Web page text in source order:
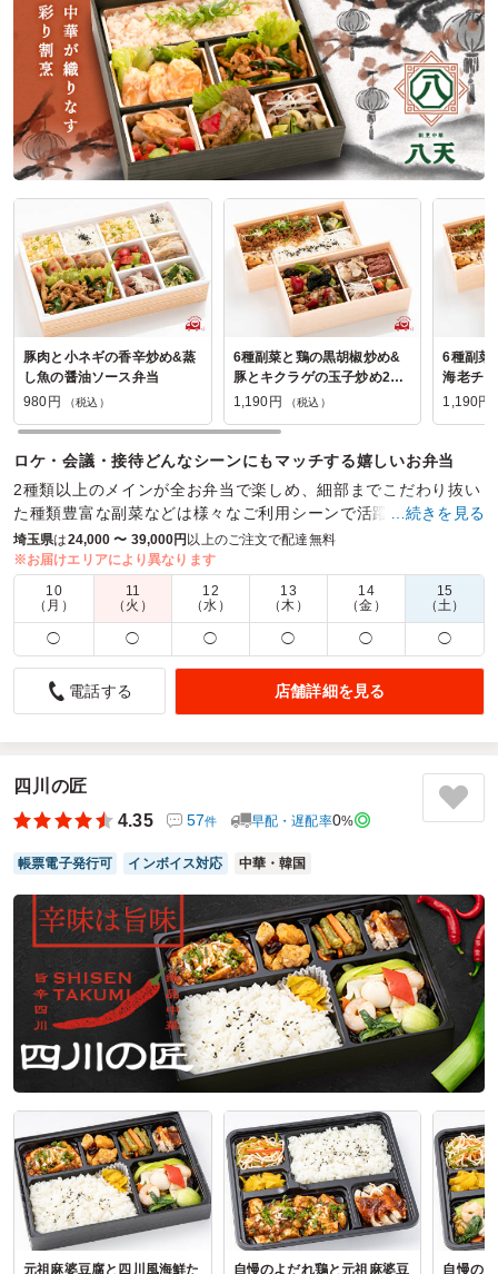
ご利用シーン：懇親会›懇親会
参加者の年齢：60代以上男女比：女性多め
埼玉県川口市東本郷2025/05/19
吉久の口コミをもっと見る
豚肉と小ネギの香辛炒め&蒸
し魚の醤油ソース弁当
980円
（税込）
6種副菜と鶏の黒胡椒炒め&
豚とキクラゲの玉子炒め2段
弁当
1,190円 （税込）
6種副菜
海老チ
1,190円
ロケ・会議・接待どんなシーンにもマッチする嬉しいお弁当
2種類以上のメインが全お弁当で楽しめ、細部までこだわり抜い
た種類豊富な副菜などは様々なご利用シーンで活躍。864円～お
茶付きも嬉しいお弁当。
商品数： 18 締切日時： 1日前18:00 価格帯： 980円～1,350円
配達時間：
10:00～17:30
バリエーション豊かなおかず
4.0 学校法人日本工業大学
お肉系・お魚系と２種選択させていただきましたが、参加者
にも非常に好評でした。
した。
一点、こちらは冬場で中華料理だったからなのかはわかりま
せんが、残念ながら今回、白米が硬くパサついていたという
指摘が召し上がった方から、いくつかご意見としていただき
ご利用シーン：イベント運営›試験
参加者の年齢：不明男女比：男性多め
埼玉県南埼玉郡宮代町学園台2026/01/21
割烹中華・八天の口コミをもっと見る
…続きを見る
埼玉県は24,000 〜 39,000円以上のご注文で配達無料
※お届けエリアにより異なります
10
（月）
11
（火）
12
（水）
13
（木）
14
（金）
15
（土）
◯ ◯ ◯ ◯ ◯ ◯
電話する 店舗詳細を見る
四川の匠
4.35
57件 早配・遅配率0%
帳票電子発行可 インボイス対応 中華・韓国
元祖麻婆豆腐と四川風海鮮た 自慢のよだれ鶏と元祖麻婆豆 自慢の